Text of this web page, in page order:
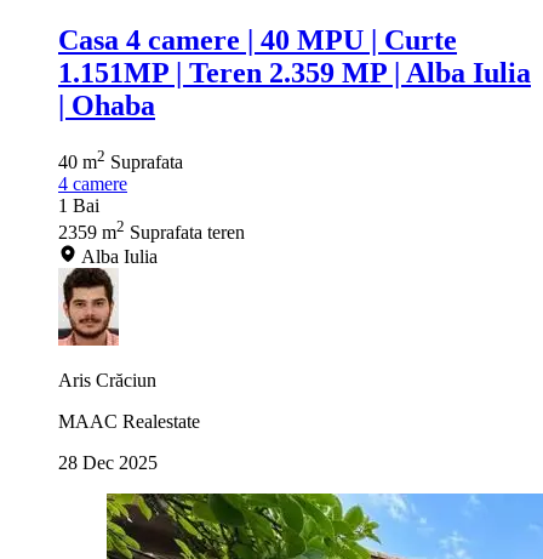
Casa 4 camere | 40 MPU | Curte
1.151MP | Teren 2.359 MP | Alba Iulia
| Ohaba
40 m2 Suprafata
4 camere
1 Bai
2359 m2 Suprafata teren
Alba Iulia
Aris Crăciun
MAAC Realestate
28 Dec 2025